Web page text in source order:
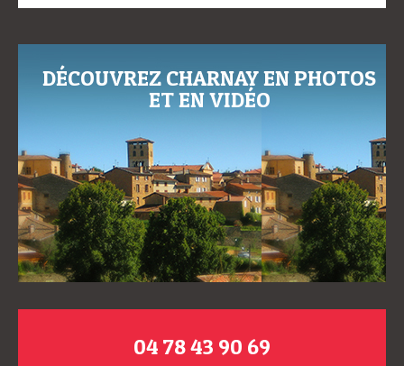
DÉCOUVREZ CHARNAY EN PHOTOS
ET EN VIDÉO
04 78 43 90 69